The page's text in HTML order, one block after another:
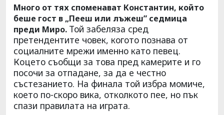
Много от тях споменават Константин, който
беше гост в „Пееш или лъжеш” седмица
преди Миро. Той забеляза сред
претендентите човек, когото познава от
социалните мрежи именно като певец.
Коцето съобщи за това пред камерите и го
посочи за отпадане, за да е честно
състезанието. На финала той избра момиче,
което по-скоро вика, отколкото пее, но пък
спази правилата на играта.